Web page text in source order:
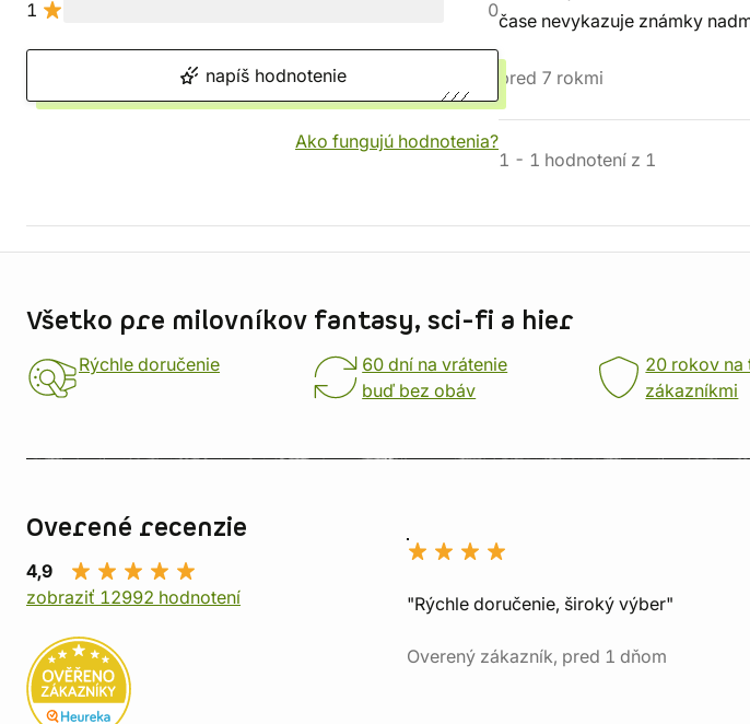
1
0
napíš hodnotenie
Ako fungujú hodnotenia?
čase nevykazuje známky
pred 7 rokmi
1 - 1 hodnotení z 1
Všetko pre milovníkov fantasy, sci-fi a hier
Rýchle doručenie
60 dní na vrátenie
buď bez obáv
20 rokov na
zákazníkmi
Overené recenzie
4,9
zobraziť 12992 hodnotení
"Rýchle doručenie, široký výber"
Overený zákazník, pred 1 dňom